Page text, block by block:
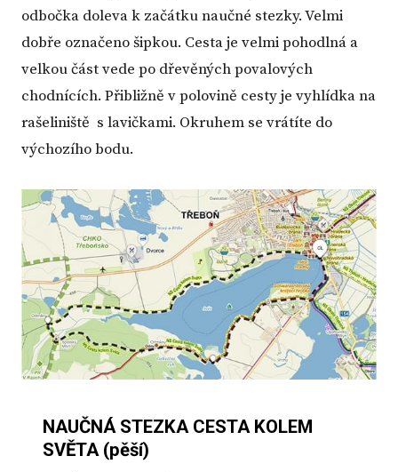
odbočka doleva k začátku naučné stezky. Velmi
dobře označeno šipkou. Cesta je velmi pohodlná a
velkou část vede po dřevěných povalových
chodnících. Přibližně v polovině cesty je vyhlídka na
rašeliniště s lavičkami. Okruhem se vrátíte do
výchozího bodu.
NAUČNÁ STEZKA CESTA KOLEM
SVĚTA (pěší)